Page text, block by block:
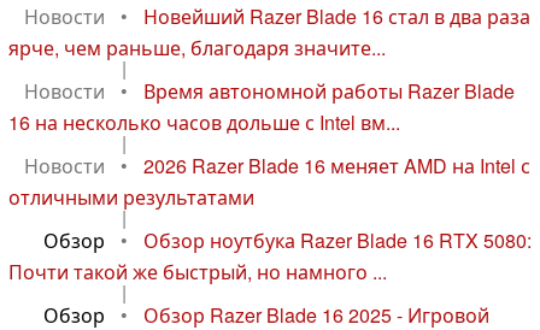
Новости
•
Новейший Razer Blade 16 стал в два раза
ярче, чем раньше, благодаря значите...
|
Новости
•
Время автономной работы Razer Blade
16 на несколько часов дольше с Intel вм...
|
Новости
•
2026 Razer Blade 16 меняет AMD на Intel с
отличными результатами
|
Обзор
•
Обзор ноутбука Razer Blade 16 RTX 5080:
Почти такой же быстрый, но намного ...
|
Обзор
•
Обзор Razer Blade 16 2025 - Игровой